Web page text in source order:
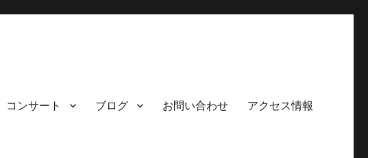
コンサート ブログ お問い合わせ アクセス情報